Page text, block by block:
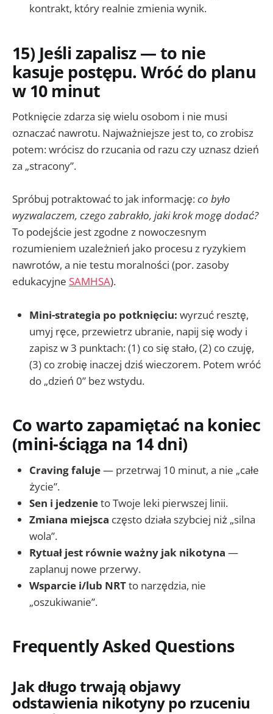
kontrakt, który realnie zmienia wynik.
15) Jeśli zapalisz — to nie
kasuje postępu. Wróć do planu
w 10 minut
Potknięcie zdarza się wielu osobom i nie musi
oznaczać nawrotu. Najważniejsze jest to, co zrobisz
potem: wrócisz do rzucania od razu czy uznasz dzień
za „stracony”.
Spróbuj potraktować to jak informację:co było
wyzwalaczem, czego zabrakło, jaki krok mogę dodać?
To podejście jest zgodne z nowoczesnym
rozumieniem uzależnień jako procesu z ryzykiem
nawrotów, a nie testu moralności (por. zasoby
edukacyjne SAMHSA).
Mini-strategia po potknięciu: wyrzuć resztę,
umyj ręce, przewietrz ubranie, napij się wody i
zapisz w 3 punktach: (1) co się stało, (2) co czuję,
(3) co zrobię inaczej dziś wieczorem. Potem wróć
do „dzień 0” bez wstydu.
Co warto zapamiętać na koniec
(mini-ściąga na 14 dni)
Craving faluje— przetrwaj 10 minut, a nie „całe
życie”.
Sen i jedzenieto Twoje leki pierwszej linii.
Zmiana miejsca często działa szybciej niż „silna
wola”.
Rytuał jest równie ważny jak nikotyna —
zaplanuj nowe przerwy.
Wsparcie i/lub NRTto narzędzia, nie
„oszukiwanie”.
Frequently Asked Questions
Jak długo trwają objawy
odstawienia nikotyny po rzuceniu